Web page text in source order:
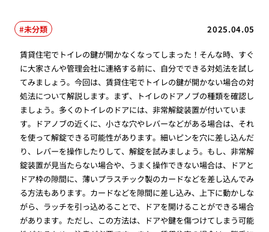
2025.04.05
未分類
賃貸住宅でトイレの鍵が開かなくなってしまった！そんな時、すぐ
に大家さんや管理会社に連絡する前に、自分でできる対処法を試し
てみましょう。今回は、賃貸住宅でトイレの鍵が開かない場合の対
処法について解説します。まず、トイレのドアノブの種類を確認し
ましょう。多くのトイレのドアには、非常解錠装置が付いていま
す。ドアノブの近くに、小さな穴やレバーなどがある場合は、それ
を使って解錠できる可能性があります。細いピンを穴に差し込んだ
り、レバーを操作したりして、解錠を試みましょう。もし、非常解
錠装置が見当たらない場合や、うまく操作できない場合は、ドアと
ドア枠の隙間に、薄いプラスチック製のカードなどを差し込んでみ
る方法もあります。カードなどを隙間に差し込み、上下に動かしな
がら、ラッチを引っ込めることで、ドアを開けることができる場合
があります。ただし、この方法は、ドアや鍵を傷つけてしまう可能